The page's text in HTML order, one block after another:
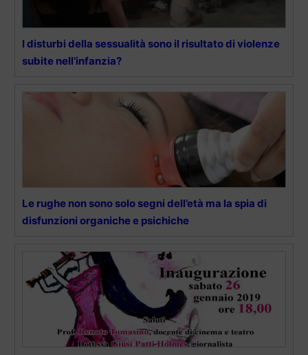
I disturbi della sessualità sono il risultato di violenze
subite nell’infanzia?
Le rughe non sono solo segni dell’età ma la spia di
disfunzioni organiche e psichiche